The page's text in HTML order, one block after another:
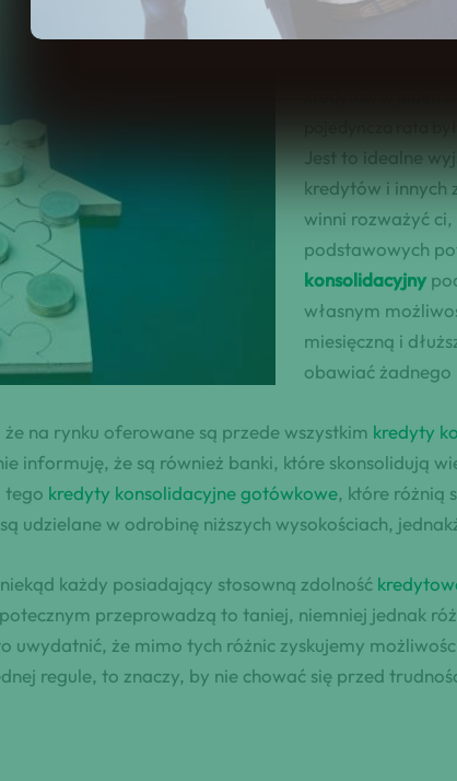
Jest to idealne
kredytów i innych
winni rozważyć
podstawowych
konsolidacyjny
własnym
miesięczną i
obawiać
na rynku oferowane są przede wszystkim kredyty
informuję, że są również banki, które skonsolidują
tego kredyty konsolidacyjne gotówkowe, które różnią
udzielane w odrobinę niższych wysokościach,
każdy posiadający stosowną zdolność
przeprowadzą to taniej, niemniej jednak
uwydatnić, że mimo tych różnic zyskujemy
regule, to znaczy, by nie chować się przed